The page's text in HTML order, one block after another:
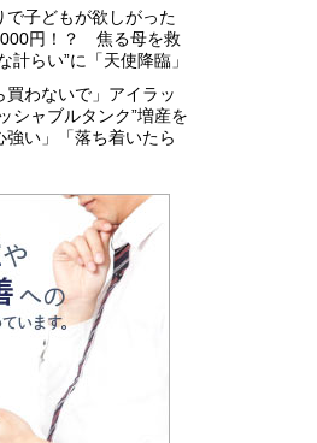
で子どもが欲しがった
円！？ 焦る母を救
計らい”に「天使降臨」
買わないで」アイラッ
シャブルタンク”増産を
い」「落ち着いたら